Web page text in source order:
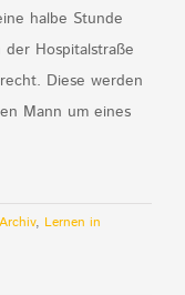
halbe Stunde
Hospitalstraße
Diese werden
Mann um eines
Archiv, Lernen in